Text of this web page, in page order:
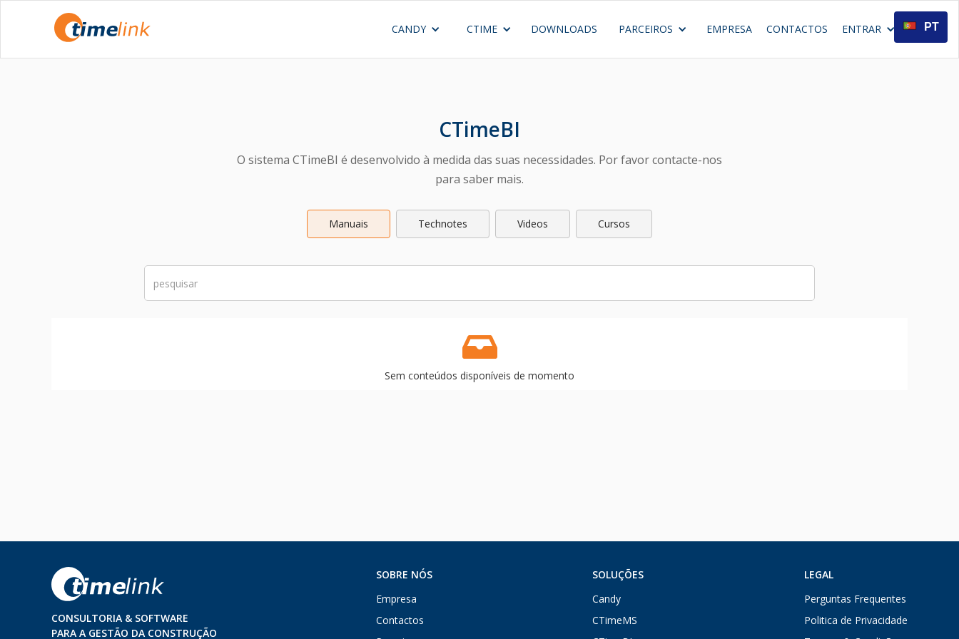
CANDY CTIME DOWNLOADS PARCEIROS EMPRESA CONTACTOS ENTRAR
CTimeBI
O sistema CTimeBI é desenvolvido à medida das suas necessidades. Por favor contacte-nos
para saber mais.
Manuais Technotes Videos Cursos
Sem conteúdos disponíveis de momento
CONSULTORIA & SOFTWARE
PARA A GESTÃO DA CONSTRUÇÃO
SOBRE NÓS
Empresa
Contactos
SOLUÇÕES
Candy
CTimeMS
LEGAL
Perguntas Frequentes
Politica de Privacidade
PT